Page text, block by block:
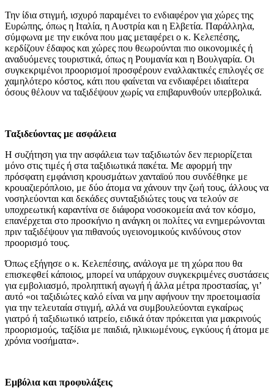
Την ίδια στιγμή, ισχυρό παραμένει το ενδιαφέρον για χώρες της
Ευρώπης, όπως η Ιταλία, η Αυστρία και η Ελβετία. Παράλληλα,
σύμφωνα με την εικόνα που μας μεταφέρει ο κ. Κελεπέσης,
κερδίζουν έδαφος και χώρες που θεωρούνται πιο οικονομικές ή
αναδυόμενες τουριστικά, όπως η Ρουμανία και η Βουλγαρία. Οι
συγκεκριμένοι προορισμοί προσφέρουν εναλλακτικές επιλογές σε
χαμηλότερο κόστος, κάτι που φαίνεται να ενδιαφέρει ιδιαίτερα
όσους θέλουν να ταξιδέψουν χωρίς να επιβαρυνθούν υπερβολικά.
Ταξιδεύοντας με ασφάλεια
Η συζήτηση για την ασφάλεια των ταξιδιωτών δεν περιορίζεται
μόνο στις τιμές ή στα ταξιδιωτικά πακέτα. Με αφορμή την
πρόσφατη εμφάνιση κρουσμάτων χανταϊού που συνδέθηκε με
κρουαζιερόπλοιο, με δύο άτομα να χάνουν την ζωή τους, άλλους να
νοσηλεύονται και δεκάδες συνταξιδιώτες τους να τελούν σε
υποχρεωτική καραντίνα σε διάφορα νοσοκομεία ανά τον κόσμο,
επανέρχεται στο προσκήνιο η ανάγκη οι πολίτες να ενημερώνονται
πριν ταξιδέψουν για πιθανούς υγειονομικούς κινδύνους στον
προορισμό τους.
Όπως εξήγησε ο κ. Κελεπέσιης, ανάλογα με τη χώρα που θα
επισκεφθεί κάποιος, μπορεί να υπάρχουν συγκεκριμένες συστάσεις
για εμβολιασμό, προληπτική αγωγή ή άλλα μέτρα προστασίας, γι’
αυτό «οι ταξιδιώτες καλό είναι να μην αφήνουν την προετοιμασία
για την τελευταία στιγμή, αλλά να συμβουλεύονται εγκαίρως
γιατρό ή ταξιδιωτικό ιατρείο, ειδικά όταν πρόκειται για μακρινούς
προορισμούς, ταξίδια με παιδιά, ηλικιωμένους, εγκύους ή άτομα με
χρόνια νοσήματα».
Εμβόλια και προφυλάξεις